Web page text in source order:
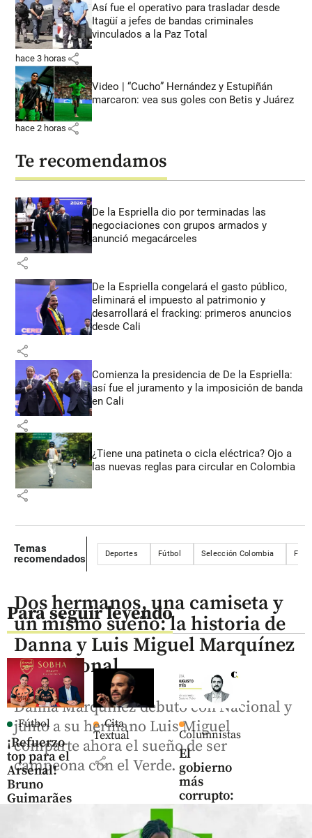
Así fue el operativo para trasladar desde
Itagüí a jefes de bandas criminales
vinculados a la Paz Total
hace 3 horas share
Video | “Cucho” Hernández y Estupiñán
marcaron: vea sus goles con Betis y Juárez
hace 2 horas share
Te recomendamos
De la Espriella dio por terminadas las
negociaciones con grupos armados y
anunció megacárceles
share
De la Espriella congelará el gasto público,
eliminará el impuesto al patrimonio y
desarrollará el fracking: primeros anuncios
desde Cali
share
Comienza la presidencia de De la Espriella:
así fue el juramento y la imposición de banda
en Cali
share
¿Tiene una patineta o cicla eléctrica? Ojo a
las nuevas reglas para circular en Colombia
share
Temas
recomendados
Deportes Fútbol Selección Colombia
Para seguir leyendo
Fútbol
¡Refuerzo
top para el
Arsenal!
Bruno
Guimarães
Cita
Textual
share
Columnistas
El
gobierno
más
corrupto:
de
Dos hermanos, una camiseta y
un mismo sueño: la historia de
Danna y Luis Miguel Marquínez
en Nacional
Danna Marquínez debutó con Nacional y
junto a su hermano Luis Miguel
comparte ahora el sueño de ser
campeona con el Verde.